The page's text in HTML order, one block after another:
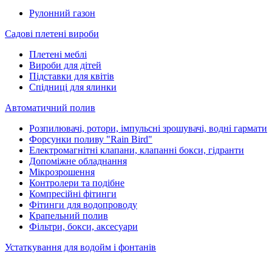
Рулонний газон
Садові плетені вироби
Плетені меблі
Вироби для дітей
Підставки для квітів
Спідниці для ялинки
Автоматичний полив
Розпилювачі, ротори, імпульсні зрошувачі, водні гармати
Форсунки поливу "Rain Bird"
Електромагнітні клапани, клапанні бокси, гідранти
Допоміжне обладнання
Мікрозрошення
Контролери та подібне
Компресійні фітинги
Фітинги для водопроводу
Крапельний полив
Фільтри, бокси, аксесуари
Устаткування для водойм і фонтанів